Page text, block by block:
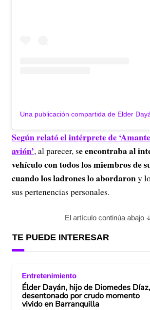
Según relató el intérprete de
avión’, al parecer, se encontraba al
vehículo con todos los miembros de
cuando los ladrones lo abordarony
sus pertenencias personales.
El artículo continúa abajo
TE PUEDE INTERESAR
Entretenimiento
Élder Dayán, hijo de Diomedes Díaz,
desentonado por crudo momento
vivido en Barranquilla